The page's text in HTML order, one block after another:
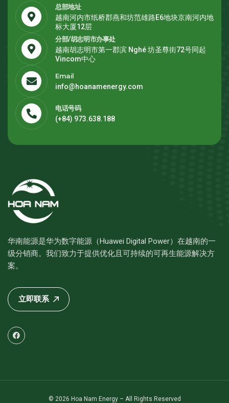
总部地址
越南河内市纸桥郡燕和坊范雄路E6地块京南河内地
标大厦12层
分部/胡志明市办事处
越南胡志明市第一郡滨 Nghé 坊圣尊街72号同起
Vincom中心
Email
info@hoanamenergy.com
电话号码
(+84) 973.638.188
华南能源是华为数字能源（Huawei Digital Power）在越南的一
级分销商。我们致力于提供优化且可持续的可再生能源解决方
案。
立即联系
© 2026 Hoa Nam Energy – All Rights Reserved